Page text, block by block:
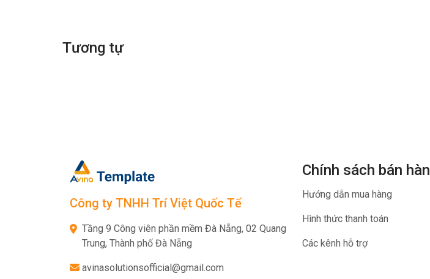
Tương tự
Công ty TNHH Trí Việt Quốc Tế
Tầng 9 Công viên phần mềm Đà Nẵng, 02 Quang
Trung, Thành phố Đà Nẵng
avinasolutionsofficial@gmail.com
Chính sách bán
Hướng dẫn mua hàng
Hình thức thanh toán
Các kênh hỗ trợ